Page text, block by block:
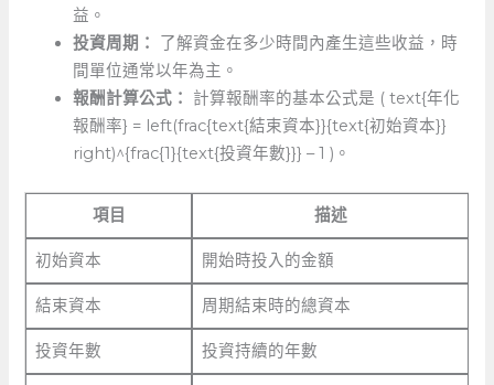
益。
投資周期：
了解資金在多少時間內產生這些收益，時
間單位通常以年為主。
報酬計算公式：
計算報酬率的基本公式是 ( text{年化
報酬率} = left(frac{text{結束資本}}{text{初始資本}}
right)^{frac{1}{text{投資年數}}} – 1 )。
項目 描述
初始資本 開始時投入的金額
結束資本 周期結束時的總資本
投資年數 投資持續的年數